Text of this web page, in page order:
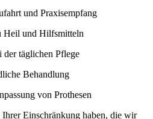
und Praxisempfang
Heil und Hilfsmitteln
täglichen Pflege
Behandlung
von Prothesen
Einschränkung haben, die wir